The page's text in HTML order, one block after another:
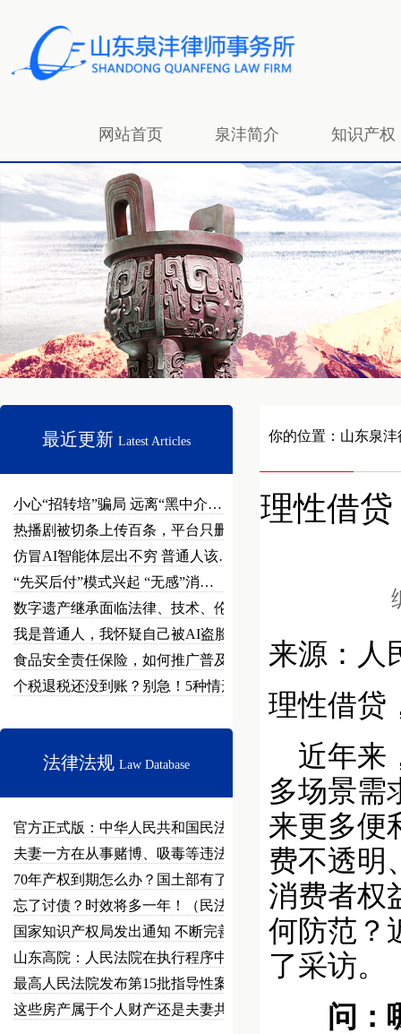
网站首页 泉沣简介 知识产权
招贤纳士
最近更新 Latest Articles
小心“招转培”骗局 远离“黑中介…
热播剧被切条上传百条，平台只删不…
仿冒AI智能体层出不穷 普通人该…
“先买后付”模式兴起 “无感”消…
数字遗产继承面临法律、技术、伦理…
我是普通人，我怀疑自己被AI盗脸…
食品安全责任保险，如何推广普及？
个税退税还没到账？别急！5种情形…
法律法规 Law Database
官方正式版：中华人民共和国民法总…
夫妻一方在从事赌博、吸毒等违法犯…
70年产权到期怎么办？国土部有了…
忘了讨债？时效将多一年！（民法草…
国家知识产权局发出通知 不断完善…
山东高院：人民法院在执行程序中可…
最高人民法院发布第15批指导性案…
这些房产属于个人财产还是夫妻共同…
你的位置： 山东泉
理性借
来源：人
理性借贷
近年来
多场景需
来更多便
费不透明
消费者权
何防范？
了采访。
问：哪